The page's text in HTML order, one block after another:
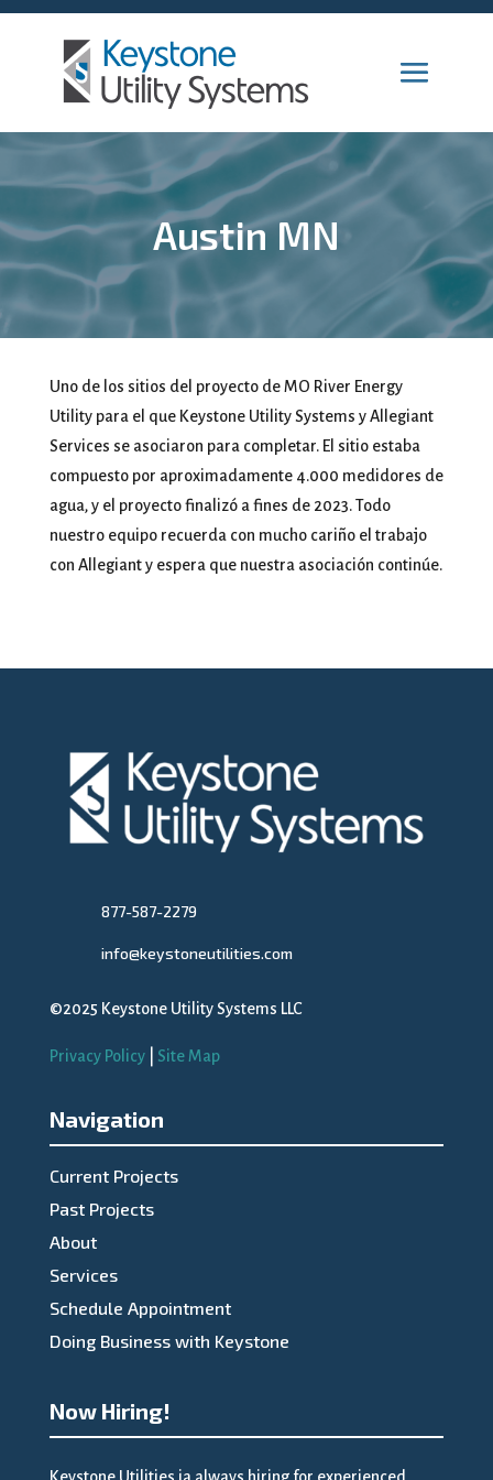
Austin MN
Uno de los sitios del proyecto de MO River Energy
Utility para el que Keystone Utility Systems y Allegiant
Services se asociaron para completar. El sitio estaba
compuesto por aproximadamente 4.000 medidores de
agua, y el proyecto finalizó a fines de 2023. Todo
nuestro equipo recuerda con mucho cariño el trabajo
con Allegiant y espera que nuestra asociación continúe.
877-587-2279
info@keystoneutilities.com
©2025 Keystone Utility Systems LLC
Privacy Policy| Site Map
Navigation
Current Projects
Past Projects
About
Services
Schedule Appointment
Doing Business with Keystone
Now Hiring!